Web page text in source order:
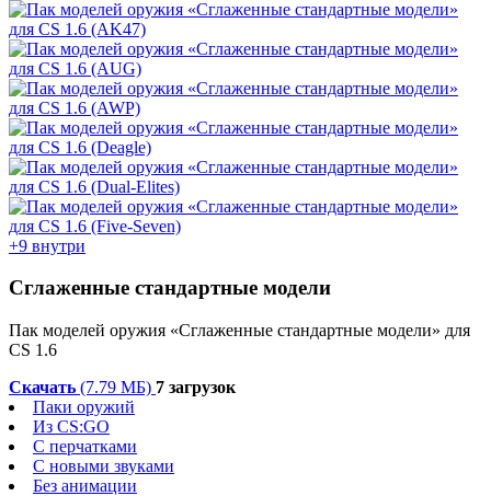
+9 внутри
Сглаженные стандартные модели
Пак моделей оружия «Сглаженные стандартные модели» для
CS 1.6
Скачать (7.79 МБ) 7 загрузок
Паки оружий
Из CS:GO
С перчатками
С новыми звуками
Без анимации